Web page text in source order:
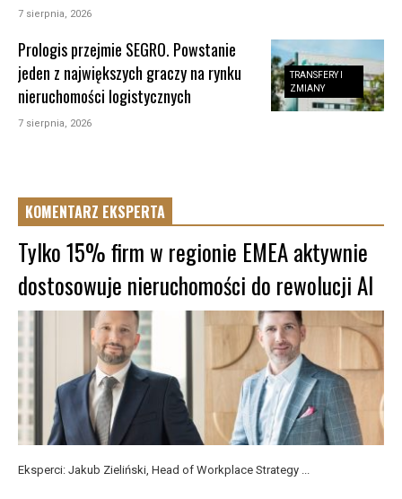
7 sierpnia, 2026
TRANSFERY I
ZMIANY
Prologis przejmie SEGRO. Powstanie
jeden z największych graczy na rynku
nieruchomości logistycznych
7 sierpnia, 2026
KOMENTARZ EKSPERTA
Tylko 15% firm w regionie EMEA aktywnie
dostosowuje nieruchomości do rewolucji AI
Eksperci: Jakub Zieliński, Head of Workplace Strategy ...